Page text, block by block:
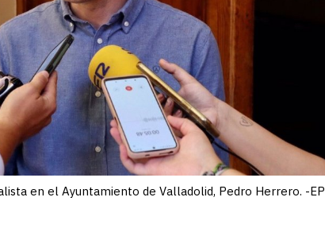
en el Ayuntamiento de Valladolid, Pedro Herrero. -EP